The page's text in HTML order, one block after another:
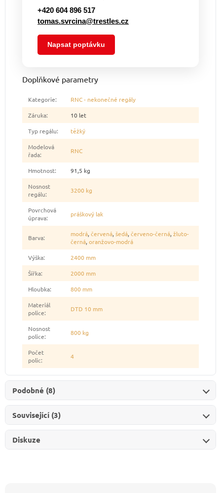
+420 604 896 517
tomas.svrcina@trestles.cz
Napsat poptávku
Doplňkové parametry
Kategorie:
RNC - nekonečné regály
Záruka:
10 let
Typ regálu:
těžký
Modelová
řada: RNC
Hmotnost:
91,5 kg
Nosnost
regálu: 3200 kg
Povrchová
úprava: práškový lak
Barva: modrá, červená, šedá, červeno-černá, žluto-
černá, oranžovo-modrá
Výška:
2400 mm
Šířka:
2000 mm
Hloubka:
800 mm
Materiál
police: DTD 10 mm
Nosnost
police: 800 kg
Počet
polic: 4
Podobné (8)
Související (3)
Diskuze